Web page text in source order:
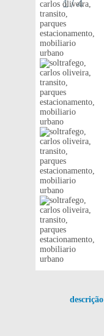
1 / 4
descrição